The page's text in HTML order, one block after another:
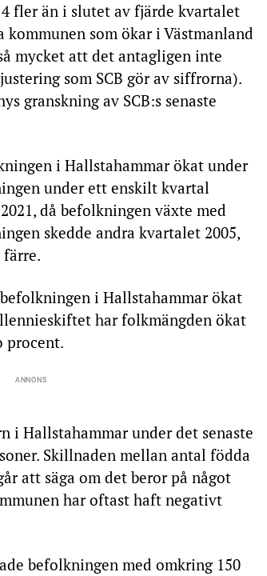
fler än i slutet av fjärde kvartalet
kommunen som ökar i Västmanland
mycket att det antagligen inte
som SCB gör av siffrorna).
granskning av SCB:s senaste
i Hallstahammar ökat under
under ett enskilt kvartal
då befolkningen växte med
skedde andra kvartalet 2005,
färre.
i Hallstahammar ökat
har folkmängden ökat
procent.
i Hallstahammar under det senaste
Skillnaden mellan antal födda
att säga om det beror på något
har oftast haft negativt
befolkningen med omkring 150